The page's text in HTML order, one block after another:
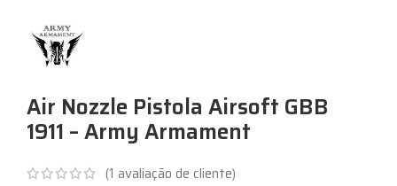
Air Nozzle Pistola Airsoft GBB
1911 – Army Armament
(1 avaliação de cliente)